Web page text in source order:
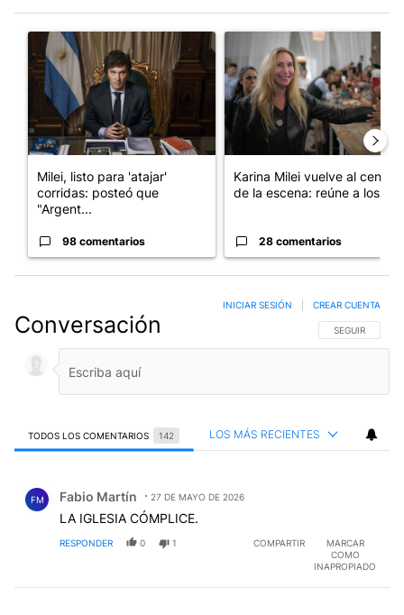
Un artículo de tendencia con el título "Milei, listo para 'atajar'
Milei, listo para 'atajar'
corridas: posteó que
"Argent...
98 comentarios
Un artículo de tendencia
Karina Milei vuelve al centro
de la escena: reúne a los...
28 comentarios
Conversación SIGA ESTA
SEGUIR
INICIAR SESIÓN CREAR CUENTA
TODOS LOS COMENTARIOS 142 LOS MÁS RECIENTES
FM Fabio Martín 27 DE MAYO DE 2026
LA IGLESIA CÓMPLICE.
RESPONDER 0 1 COMPARTIR
MARCAR
COMO
INAPROPIADO